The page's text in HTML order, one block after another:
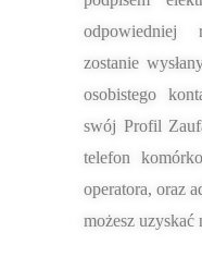
odpowiedniej
zostanie
osobistego
swój Profil
telefon
operatora, oraz
możesz uzyskać